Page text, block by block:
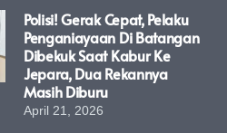
Polisi! Gerak Cepat, Pelaku
Penganiayaan Di Batangan
Dibekuk Saat Kabur Ke
Jepara, Dua Rekannya
Masih Diburu
April 21, 2026